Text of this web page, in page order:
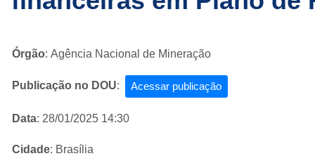
Órgão: Agência Nacional de Mineração
Publicação no DOU: Acessar publicação
Data: 28/01/2025 14:30
Cidade: Brasília